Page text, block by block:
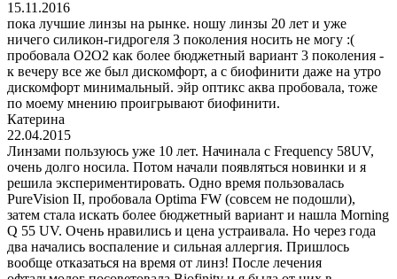
15.11.2016
пока лучшие линзы на рынке. ношу линзы 20 лет и уже
ничего силикон-гидрогеля 3 поколения носить не могу :(
пробовала O2O2 как более бюджетный вариант 3 поколения -
к вечеру все же был дискомфорт, а с биофинити даже на утро
дискомфорт минимальный. эйр оптикс аква пробовала, тоже
по моему мнению проигрывают биофинити.
Катерина
22.04.2015
Линзами пользуюсь уже 10 лет. Начинала с Frequency 58UV, очень долго носила. Потом начали появляться новинки и я решила экспериментировать. Одно время пользовалась PureVision II, пробовала Optima FW (совсем не подошли), затем стала искать более бюджетный вариант и нашла Morning Q 55 UV. Очень нравились и цена устраивала. Но через года два начались воспаление и сильная аллергия. Пришлось вообще отказаться на время от линз! После лечения офтальмолог посоветовала Biofinity и я была от них в восторге! Действительно новое